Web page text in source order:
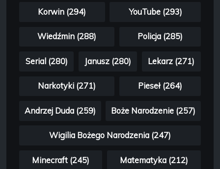
Korwin (294) YouTube (293)
Wiedźmin (288) Policja (285)
Serial (280) Janusz (280) Lekarz (271)
Narkotyki (271) Pieseł (264)
Andrzej Duda (259) Boże Narodzenie (257)
Wigilia Bożego Narodzenia (247)
Minecraft (245) Matematyka (212)